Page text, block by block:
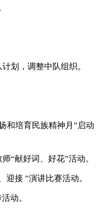
划，调整中队组织。
和培育民族精神月”启动
“献好词、好花”活动。
迎接 ”演讲比赛活动。
动。